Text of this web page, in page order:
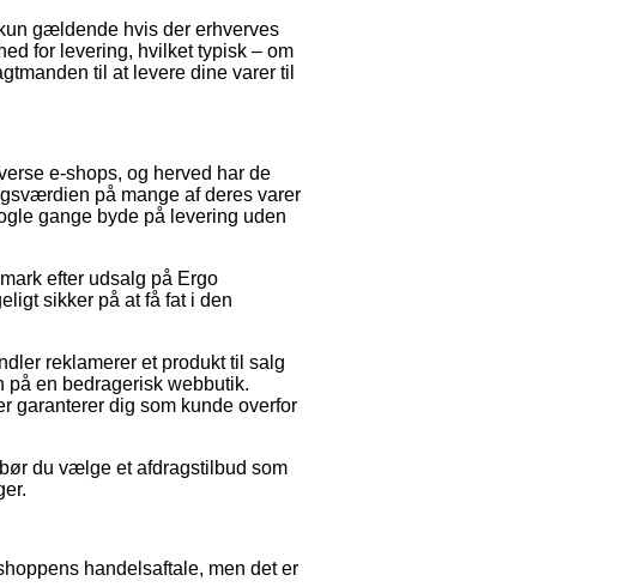
gældende hvis der erhverves
for levering, hvilket typisk – om
til at levere dine varer til
e-shops, og herved har de
på mange af deres varer
gange byde på levering uden
efter udsalg på Ergo
sikker på at få fat i den
reklamerer et produkt til salg
en bedragerisk webbutik.
garanterer dig som kunde overfor
du vælge et afdragstilbud som
handelsaftale, men det er